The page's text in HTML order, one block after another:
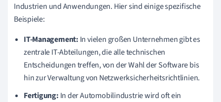
Industrien und Anwendungen. Hier sind einige spezifische
Beispiele:
IT-Management: In vielen großen Unternehmen gibt es
zentrale IT-Abteilungen, die alle technischen
Entscheidungen treffen, von der Wahl der Software bis
hin zur Verwaltung von Netzwerksicherheitsrichtlinien.
Fertigung: In der Automobilindustrie wird oft ein